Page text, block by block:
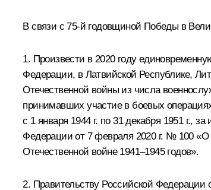
В связи с 75-й годовщиной Победы в
1. Произвести в 2020 году
Федерации, в Латвийской Республике,
Отечественной войны из числа
принимавших участие в боевых
с 1 января 1944 г. по 31 декабря 1951 г.,
Федерации от 7 февраля 2020 г. № 100 «О
Отечественной войне 1941–1945 годов».
2. Правительству Российской Федерации